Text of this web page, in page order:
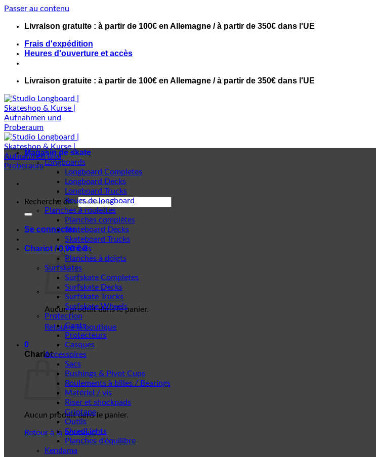
Passer au contenu
Livraison gratuite : à partir de 100€ en Allemagne / à partir de 350€ dans l'UE
Frais d'expédition
Heures d'ouverture et accès
Livraison gratuite : à partir de 100€ en Allemagne / à partir de 350€ dans l'UE
Recherche de :
Se connecter
Chariot /0,00€ 0
Aucun produit dans le panier.
Retour à la boutique
0
Chariot
Aucun produit dans le panier.
Retour à la boutique
Magasin de skate
Longboards
Longboard Completes
Longboard Decks
Longboard Trucks
Roues de longboard
Planches à roulettes
Planches complètes
Skateboard Decks
Skateboard Trucks
Wheels
Planches à doigts
Surfskates
Surfskate Completes
Surfskate Decks
Surfskate Trucks
Surfskate Wheels
Protection
Gants
Protecteurs
Casques
Accessoires
Sacs
Bushings & Pivot Cups
Roulements à billes / Bearings
Matériel / vis
Riser et shockpads
Griptape
Outils
ShredLights
Planches d'équilibre
Kendama